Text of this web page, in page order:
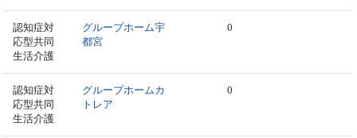
認知症対
応型共同
生活介護
グループホーム宇
都宮
0
認知症対
応型共同
生活介護
グループホームカ
トレア
0